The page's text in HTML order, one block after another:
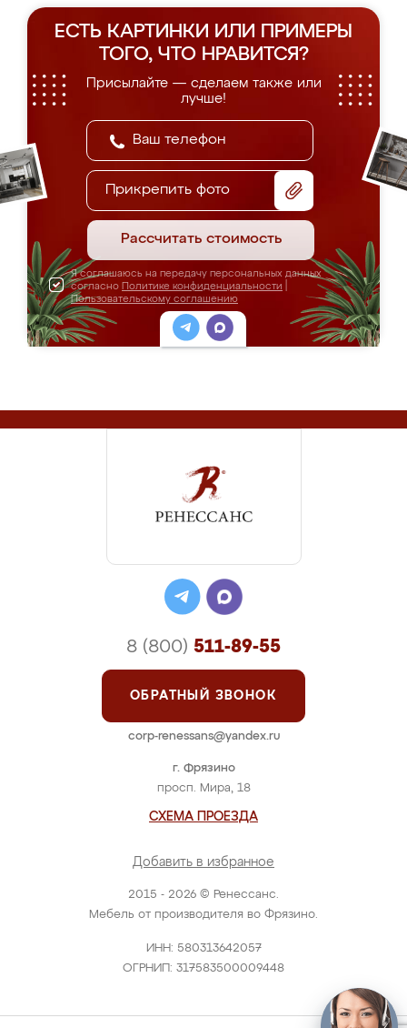
ЕСТЬ КАРТИНКИ ИЛИ ПРИМЕРЫ
ТОГО, ЧТО НРАВИТСЯ?
Присылайте — сделаем также или
лучше!
Прикрепить фото
Рассчитать стоимость
Я соглашаюсь на передачу персональных данных
согласно Политике конфиденциальности
Пользовательскому соглашению
2015 - 2026 © Ренессанс.
Мебель от производителя во Фрязино.
ИНН: 580313642057
ОГРНИП: 317583500009448
г. Фрязино
просп. Мира, 18
СХЕМА ПРОЕЗДА
Добавить в избранное
8 (800) 511-89-55
ОБРАТНЫЙ ЗВОНОК
corp-renessans@yandex.ru